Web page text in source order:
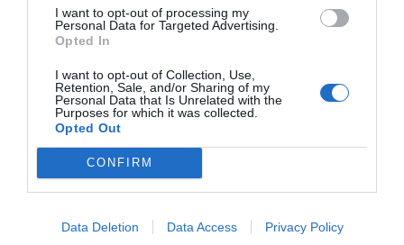
I want to opt-out of processing my
Personal Data for Targeted Advertising.
Opted In
I want to opt-out of Collection, Use,
Retention, Sale, and/or Sharing of my
Personal Data that Is Unrelated with the
Purposes for which it was collected.
Opted Out
CONFIRM
Data Deletion Data Access Privacy Policy
¡Haz click aquí y accede sin límites a contenidos
y eventos para Socios!​​​​​​​